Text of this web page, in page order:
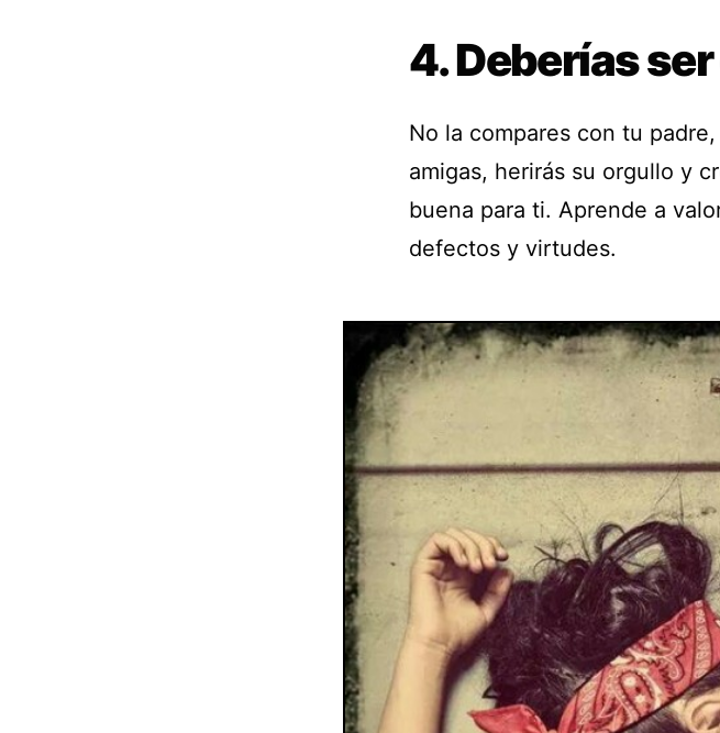
4. Deberías
No la compares con tu
amigas, herirás su orgullo y
buena para ti. Aprende a
defectos y virtudes.